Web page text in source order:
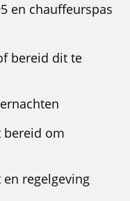
en chauffeurspas
bereid dit te
bereid om
regelgeving